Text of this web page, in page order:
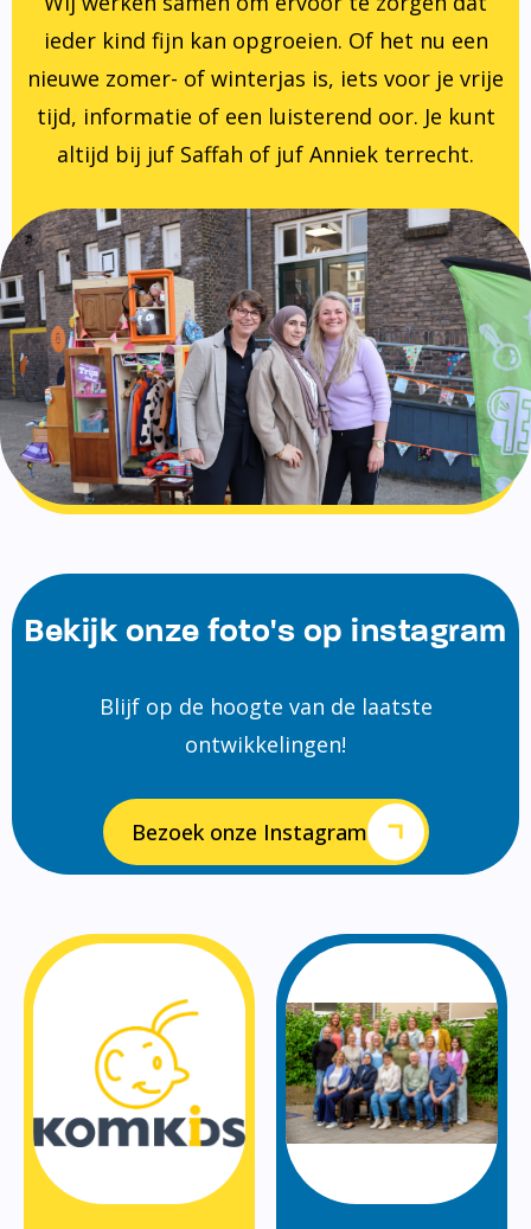
ieder kind fijn kan opgroeien. Of het nu een
nieuwe zomer- of winterjas is, iets voor je vrije
tijd, informatie of een luisterend oor. Je kunt
altijd bij juf Saffah of juf Anniek terrecht.
Bekijk onze foto's op instagram
Blijf op de hoogte van de laatste
ontwikkelingen!
Bezoek onze Instagram